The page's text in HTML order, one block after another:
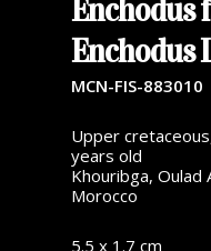
Enchodus
Enchodus
MCN-FIS-883010
Upper
years old
Khouribga, Oulad
Morocco
5.5 x 1.7 cm